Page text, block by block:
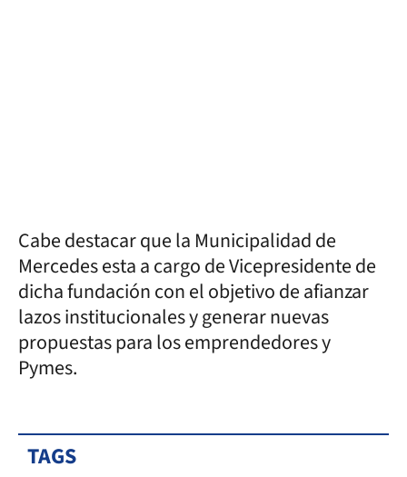
Cabe destacar que la Municipalidad de
Mercedes esta a cargo de Vicepresidente de
dicha fundación con el objetivo de afianzar
lazos institucionales y generar nuevas
propuestas para los emprendedores y
Pymes.
TAGS